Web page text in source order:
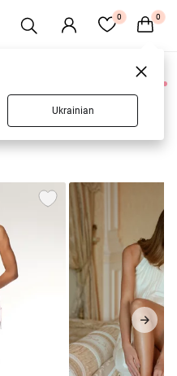
0 0
0 товаров
Ukrainian